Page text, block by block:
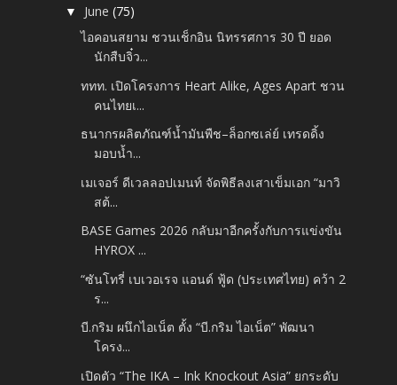
▼ June(75)
ไอคอนสยาม ชวนเช็กอิน นิทรรศการ 30 ปี ยอด
นักสืบจิ๋ว...
ททท. เปิดโครงการ Heart Alike, Ages Apart ชวน
คนไทยเ...
ธนากรผลิตภัณฑ์น้ำมันพืช–ล็อกซเล่ย์ เทรดดิ้ง
มอบน้ำ...
เมเจอร์ ดีเวลลอปเมนท์ จัดพิธีลงเสาเข็มเอก “มาวิ
สต้...
BASE Games 2026 กลับมาอีกครั้งกับการแข่งขัน
HYROX ...
“ซันโทรี่ เบเวอเรจ แอนด์ ฟู้ด (ประเทศไทย) คว้า 2
ร...
บี.กริม ผนึกไอเน็ต ตั้ง “บี.กริม ไอเน็ต” พัฒนา
โครง...
เปิดตัว “The IKA – Ink Knockout Asia” ยกระดับ